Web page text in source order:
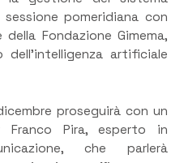
pomeridiana con
Fondazione Gimema,
artificiale
proseguirà con un
Franco Pira, esperto in
che parlerà